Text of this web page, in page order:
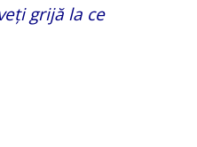
grijă la ce